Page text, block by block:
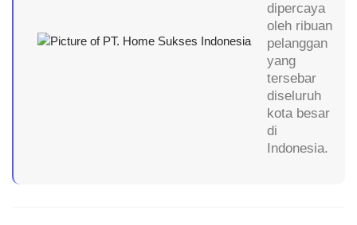
dipercaya
oleh ribuan
pelanggan
yang
tersebar
diseluruh
kota besar
di
Indonesia.